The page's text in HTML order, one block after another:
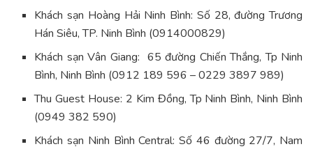
Khách sạn Hoàng Hải Ninh Bình: Số 28, đường Trương
Hán Siêu, TP. Ninh Bình (0914000829)
Khách sạn Vân Giang: 65 đường Chiến Thắng, Tp Ninh
Bình, Ninh Bình (0912 189 596 – 0229 3897 989)
Thu Guest House: 2 Kim Đồng, Tp Ninh Bình, Ninh Bình
(0949 382 590)
Khách sạn Ninh Bình Central: Số 46 đường 27/7, Nam